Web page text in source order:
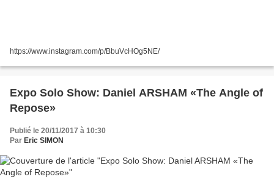
https://www.instagram.com/p/BbuVcHOg5NE/
Expo Solo Show: Daniel ARSHAM «The Angle of
Repose»
Publié le 20/11/2017 à 10:30
Par Eric SIMON